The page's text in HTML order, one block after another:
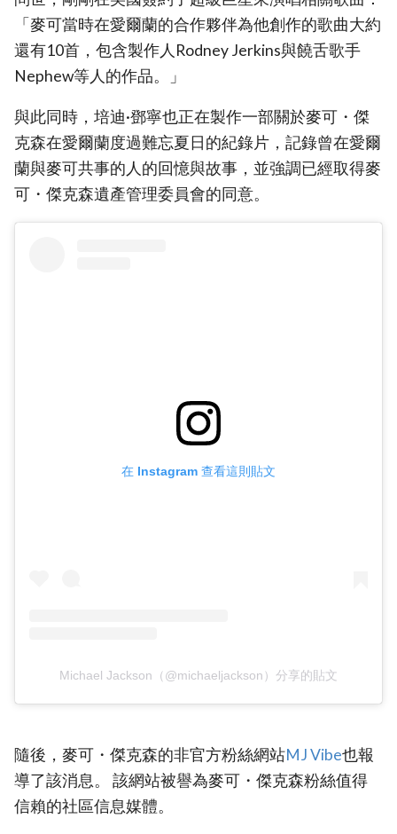
「麥可當時在愛爾蘭的合作夥伴為他創作的歌曲大約
還有10首，包含製作人Rodney Jerkins與饒舌歌手
Nephew等人的作品。」
與此同時，培迪·鄧寧也正在製作一部關於麥可・傑
克森在愛爾蘭度過難忘夏日的紀錄片，記錄曾在愛爾
蘭與麥可共事的人的回憶與故事，並強調已經取得麥
可・傑克森遺產管理委員會的同意。
在 Instagram 查看這則貼文
Michael Jackson（@michaeljackson）分享的貼文
隨後，麥可・傑克森的非官方粉絲網站MJ Vibe也報
導了該消息。 該網站被譽為麥可・傑克森粉絲值得
信賴的社區信息媒體。